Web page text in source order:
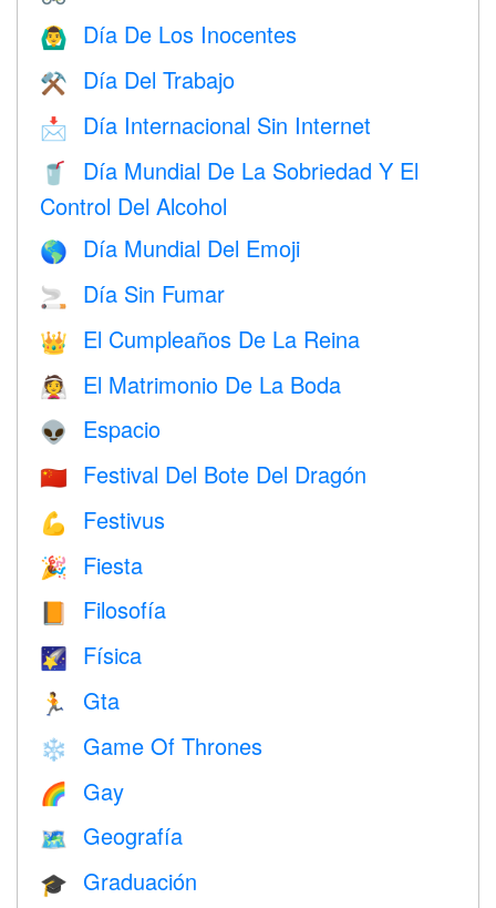
🙆‍♂️ Día De Los Inocentes
⚒️ Día Del Trabajo
📩 Día Internacional Sin Internet
🥤
Día Mundial De La Sobriedad Y El
Control Del Alcohol
🌎 Día Mundial Del Emoji
🚬 Día Sin Fumar
👑 El Cumpleaños De La Reina
👰 El Matrimonio De La Boda
👽 Espacio
🇨🇳 Festival Del Bote Del Dragón
💪 Festivus
🎉 Fiesta
📙 Filosofía
🌠 Física
🏃 Gta
❄️ Game Of Thrones
🌈 Gay
🗺 Geografía
🎓 Graduación